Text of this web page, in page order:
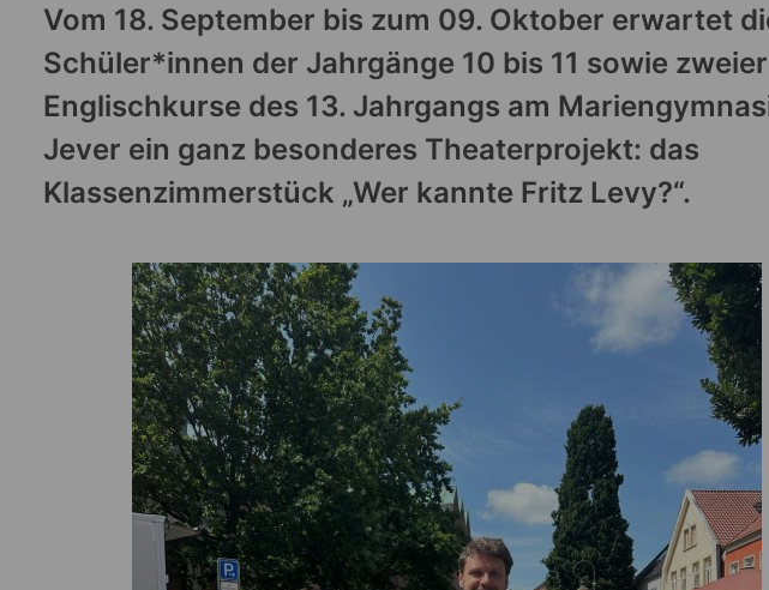
Vom 18. September bis zum 09. Oktober erwartet
Schüler*innen der Jahrgänge 10 bis 11 sowie zweier
Englischkurse des 13. Jahrgangs am
Jever ein ganz besonderes Theaterprojekt: das
Klassenzimmerstück „Wer kannte Fritz Levy?“.